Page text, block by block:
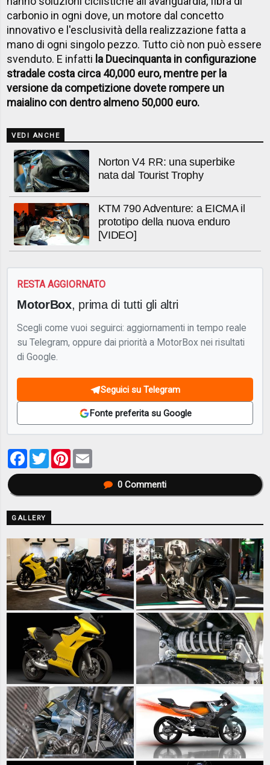
carbonio in ogni dove, un motore dal concetto
innovativo e l'esclusività della realizzazione fatta a
mano di ogni singolo pezzo. Tutto ciò non può essere
svenduto. E infatti la Duecinquanta in configurazione
stradale costa circa 40,000 euro, mentre per la
versione da competizione dovete rompere un
maialino con dentro almeno 50,000 euro.
VEDI ANCHE
Norton V4 RR: una superbike
nata dal Tourist Trophy
KTM 790 Adventure: a EICMA il
prototipo della nuova enduro
[VIDEO]
RESTA AGGIORNATO
MotorBox, prima di tutti gli altri
Scegli come vuoi seguirci: aggiornamenti in tempo reale
su Telegram, oppure dai priorità a MotorBox nei risultati
di Google.
Seguici su Telegram
Fonte preferita su Google
Facebook
TwitterPinterest
0Commenti
GALLERY